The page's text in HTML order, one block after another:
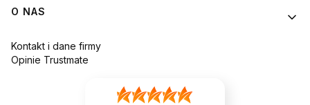
O NAS
Kontakt i dane firmy
Opinie Trustmate